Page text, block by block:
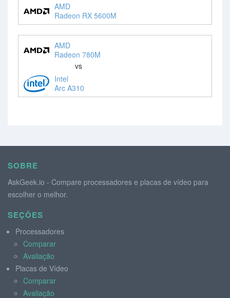
AMD
Radeon RX 5600M
AMD
Radeon 780M
vs
Intel
Arc A310
SOBRE
AskGeek.io - Compare processadores e placas de vídeo para
escolher o melhor.
SEÇÕES
Processadores
Comparar
Avaliação
Placas de Vídeo
Comparar
Avaliação